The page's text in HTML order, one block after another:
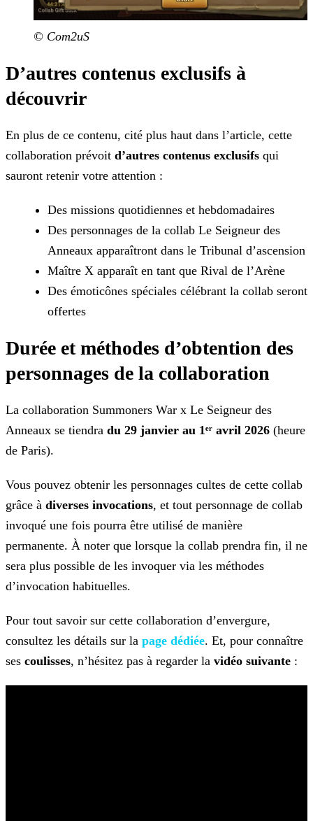
© Com2uS
D’autres contenus exclusifs à
découvrir
En plus de ce contenu, cité plus haut dans l’article, cette
collaboration prévoit d’autres contenus exclusifs qui
sauront retenir votre attention :
Des missions quotidiennes et hebdomadaires
Des personnages de la collab Le Seigneur des
Anneaux apparaîtront dans le Tribunal d’ascension
Maître X apparaît en tant que Rival de l’Arène
Des émoticônes spéciales célébrant la collab seront
offertes
Durée et méthodes d’obtention des
personnages de la collaboration
La collaboration Summoners War x Le Seigneur des
Anneaux se tiendra du 29 janvier au 1ᵉʳ avril 2026 (heure
de Paris).
Vous pouvez obtenir les personnages cultes de cette collab
grâce à diverses invocations, et tout personnage de collab
invoqué une fois pourra être utilisé de manière
permanente. À noter que lorsque la collab prendra fin, il ne
sera plus possible de les invoquer via les méthodes
d’invocation habituelles.
Pour tout savoir sur cette collaboration d’envergure,
consultez les détails sur la page dédiée. Et, pour connaître
ses coulisses, n’hésitez pas à regarder la vidéo suivante :